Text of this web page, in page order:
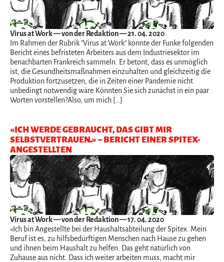
Virus at Work— von der Redaktion — 21. 04. 2020
Im Rahmen der Rubrik "Virus at Work" konnte der Funke folgenden
Bericht eines befristeten Arbeiters aus dem Industriesektor im
benachbarten Frankreich sammeln. Er betont, dass es unmöglich
ist, die Gesundheitsmaßnahmen einzuhalten und gleichzeitig die
Produktion fortzusetzen, die in Zeiten einer Pandemie nicht
unbedingt notwendig wäre.Könnten Sie sich zunächst in ein paar
Worten vorstellen?Also, um mich […]
«ICH WERDE GEBRAUCHT, DAS GIBT MIR
SELBSTVERTRAUEN.» – BERICHT EINER SPITEX-
ANGESTELLTEN
Virus at Work— von der Redaktion — 17. 04. 2020
«Ich bin Angestellte bei der Haushaltsabteilung der Spitex. Mein
Beruf ist es, zu hilfsbedürftigen Menschen nach Hause zu gehen
und ihnen beim Haushalt zu helfen. Das geht natürlich von
Zuhause aus nicht. Dass ich weiter arbeiten muss, macht mir